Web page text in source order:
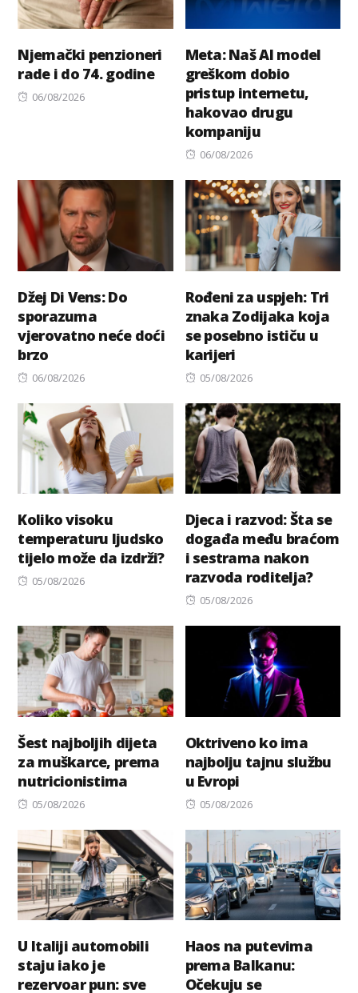
Njemački penzioneri
rade i do 74. godine
Posted
06/08/2026
Meta: Naš AI model
greškom dobio
pristup internetu,
hakovao drugu
kompaniju
Posted
06/08/2026
Džej Di Vens: Do
sporazuma
vjerovatno neće doći
brzo
Posted
06/08/2026
Rođeni za uspjeh: Tri
znaka Zodijaka koja
se posebno ističu u
karijeri
Posted
05/08/2026
Koliko visoku
temperaturu ljudsko
tijelo može da izdrži?
Posted
05/08/2026
Djeca i razvod: Šta se
događa među braćom
i sestrama nakon
razvoda roditelja?
Posted
05/08/2026
Šest najboljih dijeta
za muškarce, prema
nutricionistima
Posted
05/08/2026
Oktriveno ko ima
najbolju tajnu službu
u Evropi
Posted
05/08/2026
U Italiji automobili
staju iako je
rezervoar pun: sve
Haos na putevima
prema Balkanu:
Očekuju se